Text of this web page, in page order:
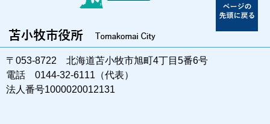
〒053-8722 北海道苫小牧市旭町4丁目5番6号
電話 0144-32-6111（代表）
法人番号1000020012131